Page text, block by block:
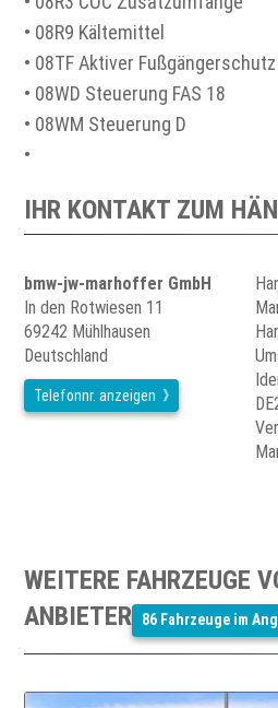
• 08R9 Kältemittel
• 08TF Aktiver Fußgängerschutz
• 08WD Steuerung FAS 18
• 08WM Steuerung D
•
IHR KONTAKT ZUM
bmw-jw-marhoffer GmbH
In den Rotwiesen 11
69242 Mühlhausen
Deutschland
Telefonnr. anzeigen
WEITERE FAHRZEUGE
ANBIETER 86 Fahrzeuge im